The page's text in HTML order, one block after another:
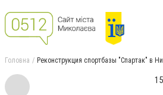
Головна Реконструкция спортбазы "Спартак" в